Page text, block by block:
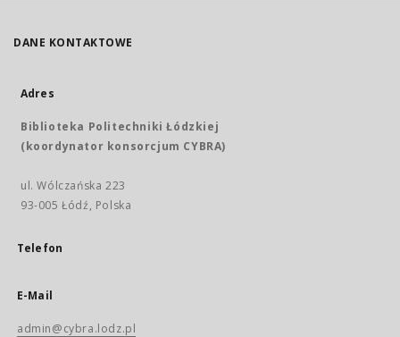
DANE KONTAKTOWE
Adres
Biblioteka Politechniki Łódzkiej
(koordynator konsorcjum CYBRA)
ul. Wólczańska 223
93-005 Łódź, Polska
Telefon
E-Mail
admin@cybra.lodz.pl